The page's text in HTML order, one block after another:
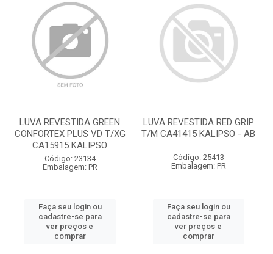
LUVA REVESTIDA GREEN
CONFORTEX PLUS VD T/XG
CA15915 KALIPSO
Código: 23134
Embalagem: PR
Faça seu login ou
cadastre-se para
ver preços e
comprar
LUVA REVESTIDA RED GRIP
T/M CA41415 KALIPSO - AB
Código: 25413
Embalagem: PR
Faça seu login ou
cadastre-se para
ver preços e
comprar